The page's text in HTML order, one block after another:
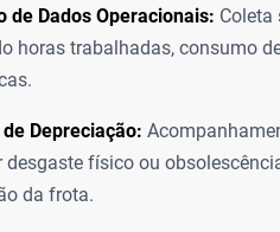
de Dados Operacionais: Coleta
horas trabalhadas, consumo
Depreciação:
desgaste físico ou
da frota.